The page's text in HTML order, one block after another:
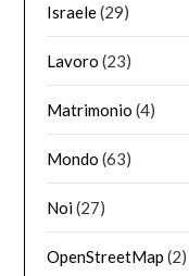
Israele(29)
Lavoro (23)
Matrimonio (4)
Mondo (63)
Noi(27)
OpenStreetMap (2)